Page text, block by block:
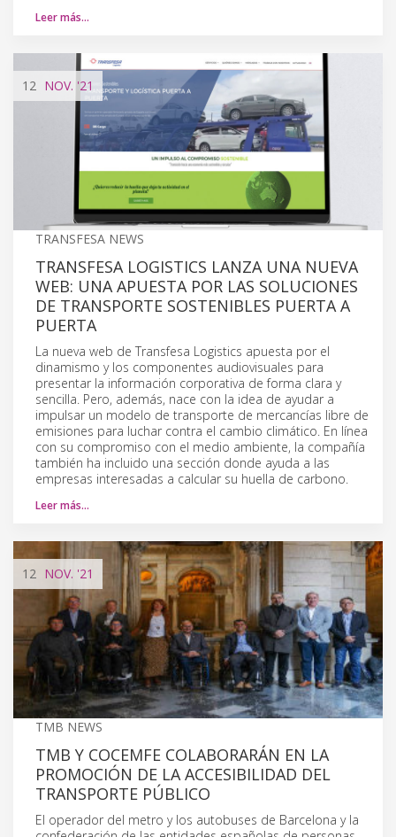
Leer más…
12 NOV. '21
TRANSFESA NEWS
TRANSFESA LOGISTICS LANZA UNA NUEVA
WEB: UNA APUESTA POR LAS SOLUCIONES
DE TRANSPORTE SOSTENIBLES PUERTA A
PUERTA
La nueva web de Transfesa Logistics apuesta por el
dinamismo y los componentes audiovisuales para
presentar la información corporativa de forma clara y
sencilla. Pero, además, nace con la idea de ayudar a
impulsar un modelo de transporte de mercancías libre de
emisiones para luchar contra el cambio climático. En línea
con su compromiso con el medio ambiente, la compañía
también ha incluido una sección donde ayuda a las
empresas interesadas a calcular su huella de carbono.
Leer más…
12 NOV. '21
TMB NEWS
TMB Y COCEMFE COLABORARÁN EN LA
PROMOCIÓN DE LA ACCESIBILIDAD DEL
TRANSPORTE PÚBLICO
El operador del metro y los autobuses de Barcelona y la